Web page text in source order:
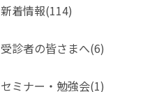
新着情報(114)
受診者の皆さまへ(6)
セミナー・勉強会(1)